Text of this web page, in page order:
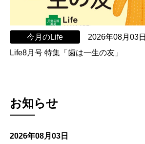
今月のLife
2026年08月03日
Life8月号 特集「歯は一生の友」
お知らせ
2026年08月03日